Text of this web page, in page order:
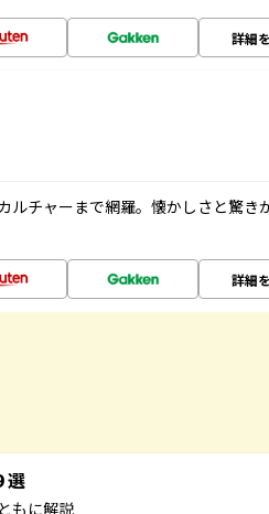
詳細
チャーまで網羅。懐かしさと驚き
詳細
選
もに解説